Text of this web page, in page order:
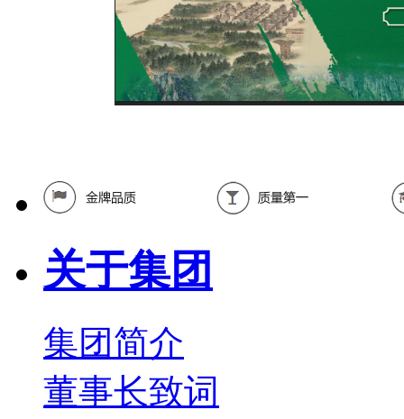
关于集团
集团简介
董事长致词